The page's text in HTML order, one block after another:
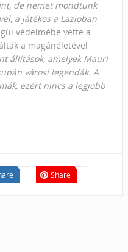
de nemet mondtunk
a játékos a Lazioban
védelmébe vette a
a magánéletével
állítások, amelyek Mauri
városi legendák. A
ezért nincs a legjobb
Share